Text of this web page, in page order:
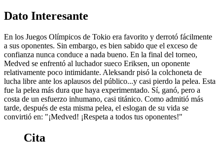
Dato Interesante
En los Juegos Olímpicos de Tokio era favorito y derrotó fácilmente
a sus oponentes. Sin embargo, es bien sabido que el exceso de
confianza nunca conduce a nada bueno. En la final del torneo,
Medved se enfrentó al luchador sueco Eriksen, un oponente
relativamente poco intimidante. Aleksandr pisó la colchoneta de
lucha libre ante los aplausos del público...y casi pierdo la pelea. Esta
fue la pelea más dura que haya experimentado. Sí, ganó, pero a
costa de un esfuerzo inhumano, casi titánico. Como admitió más
tarde, después de esta misma pelea, el eslogan de su vida se
convirtió en: "¡Medved! ¡Respeta a todos tus oponentes!"
Cita